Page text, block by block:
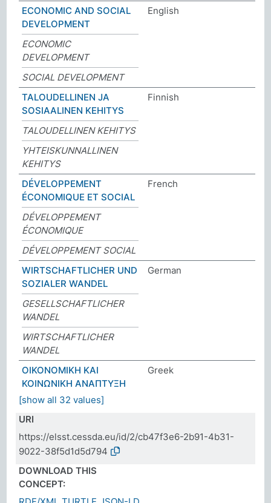
ECONOMIC AND SOCIAL
DEVELOPMENT
English
ECONOMIC
DEVELOPMENT
SOCIAL DEVELOPMENT
TALOUDELLINEN JA
SOSIAALINEN KEHITYS
Finnish
TALOUDELLINEN KEHITYS
YHTEISKUNNALLINEN
KEHITYS
DÉVELOPPEMENT
ÉCONOMIQUE ET SOCIAL
French
DÉVELOPPEMENT
ÉCONOMIQUE
DÉVELOPPEMENT SOCIAL
WIRTSCHAFTLICHER UND
SOZIALER WANDEL
German
GESELLSCHAFTLICHER
WANDEL
WIRTSCHAFTLICHER
WANDEL
ΟΙΚΟΝΟΜΙΚΗ ΚΑΙ
ΚΟΙΝΩΝΙΚΗ ΑΝΑΠΤΥΞΗ
Greek
[show all 32 values]
URI
https://elsst.cessda.eu/id/2/cb47f3e6-2b91-4b31-
9022-38f5d1d5d794
DOWNLOAD THIS
CONCEPT: